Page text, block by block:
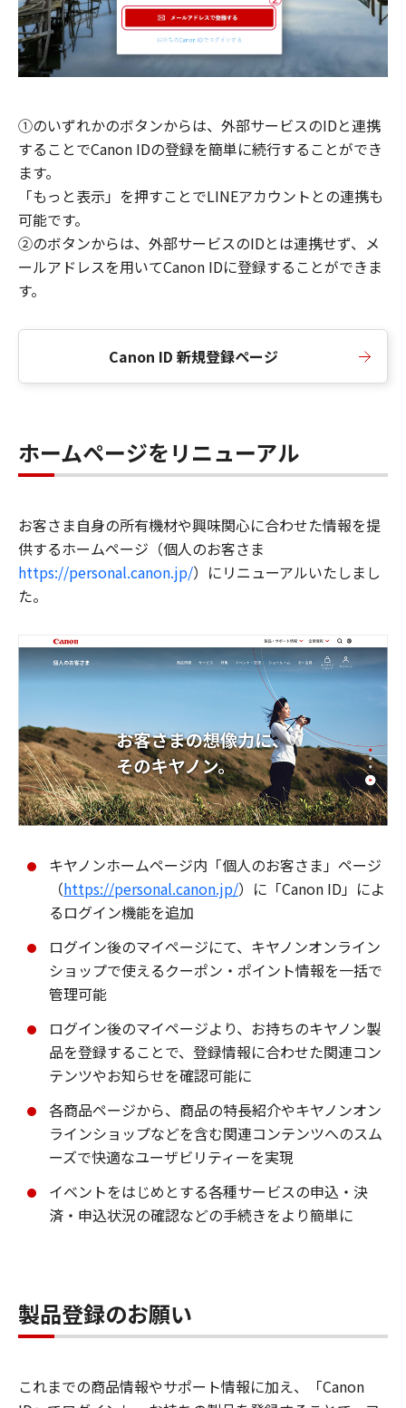
①のいずれかのボタンからは、外部サービスのIDと連携
することでCanon IDの登録を簡単に続行することができ
ます。
「もっと表示」を押すことでLINEアカウントとの連携も
可能です。
②のボタンからは、外部サービスのIDとは連携せず、メ
ールアドレスを用いてCanon IDに登録することができま
す。
Canon ID 新規登録ページ
ホームページをリニューアル
お客さま自身の所有機材や興味関心に合わせた情報を提
供するホームページ（個人のお客さま
https://personal.canon.jp/）にリニューアルいたしまし
た。
キヤノンホームページ内「個人のお客さま」ページ
（https://personal.canon.jp/）に「Canon ID」によ
るログイン機能を追加
ログイン後のマイページにて、キヤノンオンライン
ショップで使えるクーポン・ポイント情報を一括で
管理可能
ログイン後のマイページより、お持ちのキヤノン製
品を登録することで、登録情報に合わせた関連コン
テンツやお知らせを確認可能に
各商品ページから、商品の特長紹介やキヤノンオン
ラインショップなどを含む関連コンテンツへのスム
ーズで快適なユーザビリティーを実現
イベントをはじめとする各種サービスの申込・決
済・申込状況の確認などの手続きをより簡単に
製品登録のお願い
これまでの商品情報やサポート情報に加え、「Canon